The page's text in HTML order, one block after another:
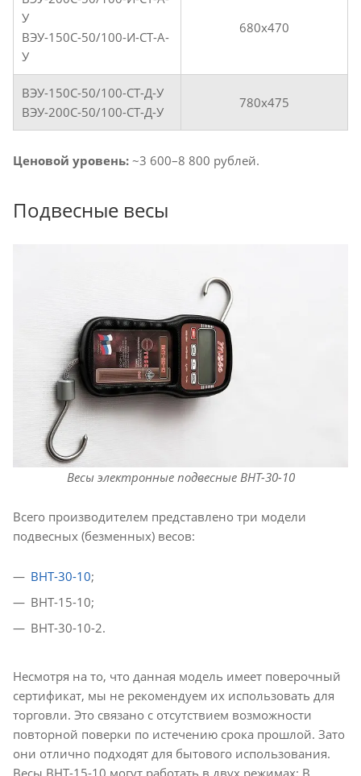
У
ВЭУ-150С-50/100-И-СТ-А-
У
680х470
ВЭУ-150С-50/100-СТ-Д-У
ВЭУ-200С-50/100-СТ-Д-У
780х475
Ценовой уровень: ~3 600–8 800 рублей.
Подвесные весы
Весы электронные подвесные ВНТ-30-10
Всего производителем представлено три модели
подвесных (безменных) весов:
ВНТ-30-10;
ВНТ-15-10;
ВНТ-30-10-2.
Несмотря на то, что данная модель имеет поверочный
сертификат, мы не рекомендуем их использовать для
торговли. Это связано с отсутствием возможности
повторной поверки по истечению срока прошлой. Зато
они отлично подходят для бытового использования.
Весы ВНТ-15-10 могут работать в двух режимах: В